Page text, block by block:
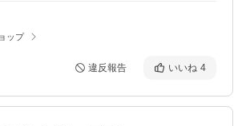
ップ
違反報告 いいね 4